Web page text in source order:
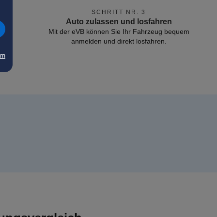
SCHRITT NR. 3
Auto zulassen und losfahren
Mit der eVB können Sie Ihr Fahrzeug bequem
anmelden und direkt losfahren.